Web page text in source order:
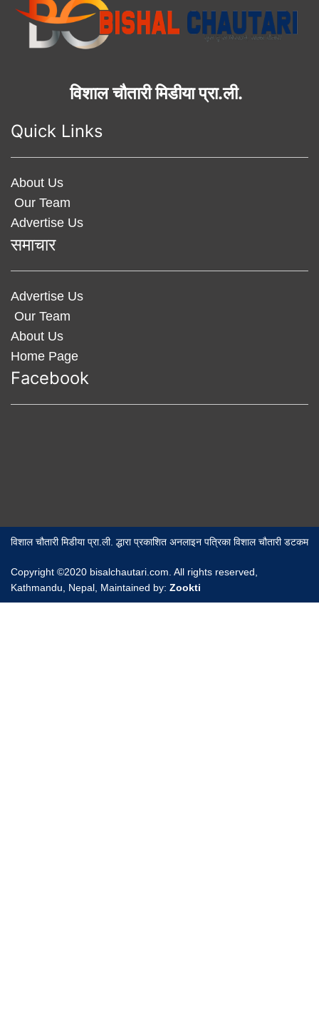
विशाल चौतारी मिडीया प्रा.ली.
Quick Links
About Us
Our Team
Advertise Us
समाचार
Advertise Us
Our Team
About Us
Home Page
Facebook
विशाल चौतारी मिडीया प्रा.ली. द्धारा प्रकाशित अनलाइन पत्रिका विशाल चौतारी डटकम
Copyright ©2020 bisalchautari.com. All rights reserved,
Kathmandu, Nepal, Maintained by: Zookti